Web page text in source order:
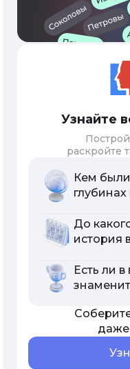
Узнайте
раскройте
Кем
До
история
Есть ли
даже